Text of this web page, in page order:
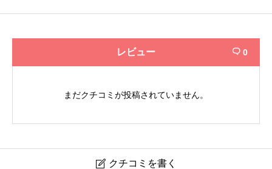
レビュー  0
まだクチコミが投稿されていません。
 クチコミを書く